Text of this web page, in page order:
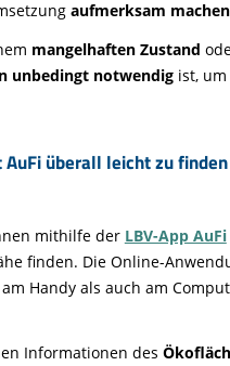
aufmerksam machen
mangelhaften Zustand
unbedingt notwendig ist,
überall leicht zu finden
mithilfe der LBV-App AuFi
finden. Die Online-
Handy als auch am
Informationen des